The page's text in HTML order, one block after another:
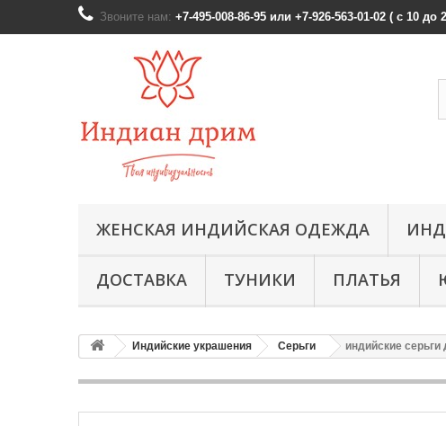
Звоните нам: +7-495-008-86-95 или +7-926-563-01-02 ( с 10
ЖЕНСКАЯ ИНДИЙСКАЯ ОДЕЖДА
ДОСТАВКА ТУНИКИ ПЛАТЬЯ
Индийские украшения Серьги индийские